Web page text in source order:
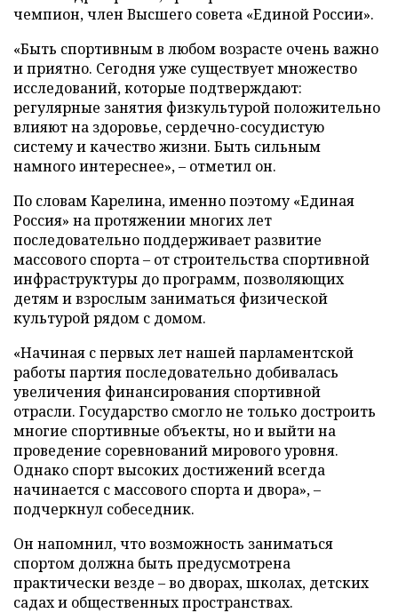
чемпион, член Высшего совета «Единой России».
«Быть спортивным в любом возрасте очень важно
и приятно. Сегодня уже существует множество
исследований, которые подтверждают:
регулярные занятия физкультурой положительно
влияют на здоровье, сердечно-сосудистую
систему и качество жизни. Быть сильным
намного интереснее», – отметил он.
По словам Карелина, именно поэтому «Единая
Россия» на протяжении многих лет
последовательно поддерживает развитие
массового спорта – от строительства спортивной
инфраструктуры до программ, позволяющих
детям и взрослым заниматься физической
культурой рядом с домом.
«Начиная с первых лет нашей парламентской
работы партия последовательно добивалась
увеличения финансирования спортивной
отрасли. Государство смогло не только достроить
многие спортивные объекты, но и выйти на
проведение соревнований мирового уровня.
Однако спорт высоких достижений всегда
начинается с массового спорта и двора», –
подчеркнул собеседник.
Он напомнил, что возможность заниматься
спортом должна быть предусмотрена
практически везде – во дворах, школах, детских
садах и общественных пространствах.